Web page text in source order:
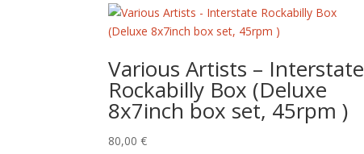
Various Artists – Interstate
Rockabilly Box (Deluxe
8x7inch box set, 45rpm )
80,00€